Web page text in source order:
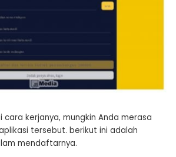
kerjanya, mungkin Anda merasa
tersebut. berikut ini adalah
mendaftarnya.